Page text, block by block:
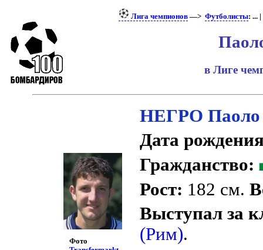
Лига чемпионов—> Футболисты: ... |
в Лиге
Фото
НЕГРО Паоло
Дата
Гражданство:
Рост: 182 см.
Выступал за
(Рим).